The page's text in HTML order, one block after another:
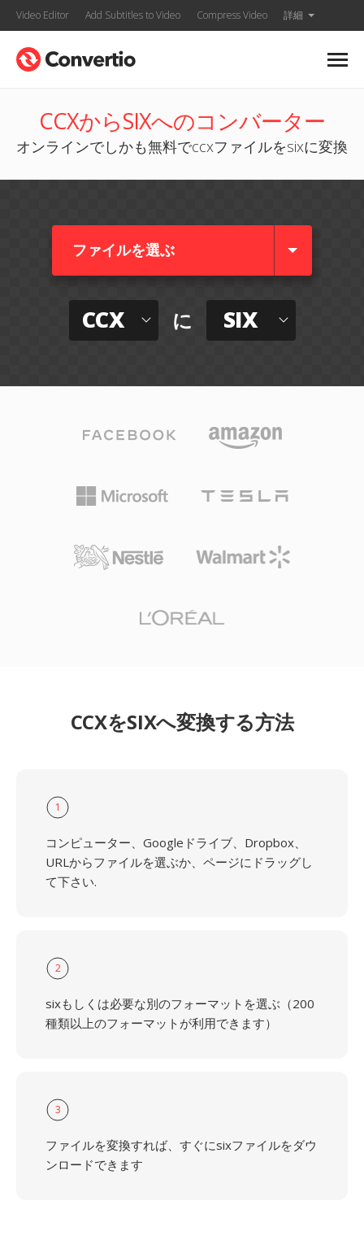
Video Editor Add Subtitles to Video Compress Video 詳細
CCXからSIXへのコンバーター
オンラインでしかも無料でccxファイルをsixに変換
ファイルを選ぶ
CCX に SIX
CCXをSIXへ変換する方法
1
コンピューター、Googleドライブ、Dropbox、
URLからファイルを選ぶか、ページにドラッグし
て下さい.
2
sixもしくは必要な別のフォーマットを選ぶ（200
種類以上のフォーマットが利用できます）
3
ファイルを変換すれば、すぐにsixファイルをダウ
ンロードできます